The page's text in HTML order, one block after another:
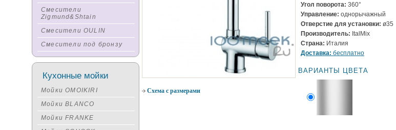
Угол поворота: 360°
Управление: однорычажный
Отверстие для установки: ø35
Производитель: ItalMix
Страна: Италия
Доставка: бесплатно
ВАРИАНТЫ ЦВЕТА
Схема с размерами
Смесители
Zigmund&Shtain
Смесители OULIN
Смесители под бронзу
Кухонные мойки
Мойки OMOIKIRI
Мойки BLANCO
Мойки FRANKE